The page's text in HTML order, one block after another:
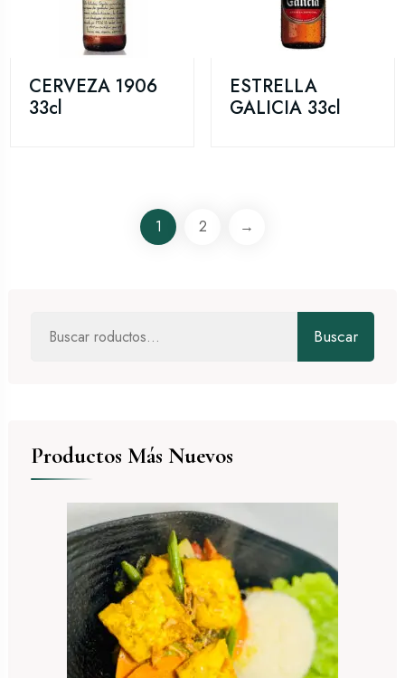
CERVEZA 1906
33cl
ESTRELLA
GALICIA 33cl
1 2 →
Buscar
Productos Más Nuevos